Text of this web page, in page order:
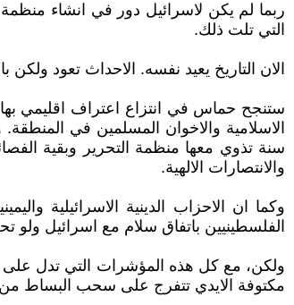
ربما لم يكن لاسرائيل دور في انشاء
التي تلت ذلك.
الان التاريخ يعيد نفسه. الاحداث تعود
ستنجح حماس في انتزاع اعتراف اقليمي
الاسلامية والاخوان المسلمين في
سنة تذوي معها منظمة التحرير وبقية
والانتصارات الالهية.
وكما ان الاحزاب الدينية الاسرائيلية
الفلسطينيين باتفاق سلام مع اسرائيل ولو
ولكن، مع كل هذه المؤشرات التي تدل على
مكتوفة الايدي تتفرج على سحب البساط